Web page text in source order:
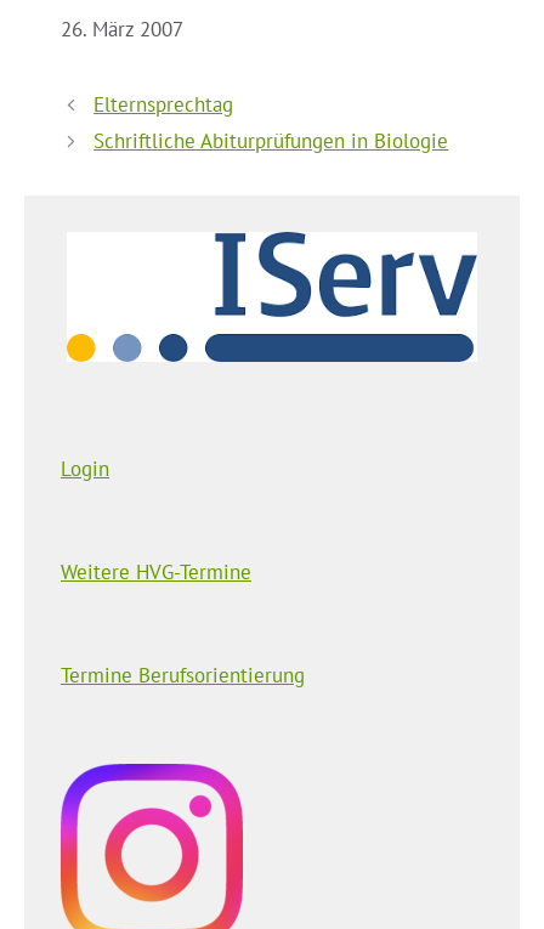
26. März 2007
Elternsprechtag
Schriftliche Abiturprüfungen in Biologie
Login
Weitere HVG-Termine
Termine Berufsorientierung